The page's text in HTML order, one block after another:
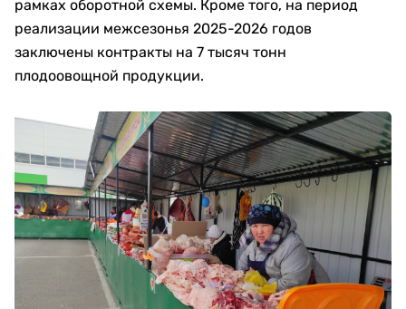
рамках оборотной схемы. Кроме того, на период
реализации межсезонья 2025-2026 годов
заключены контракты на 7 тысяч тонн
плодоовощной продукции.